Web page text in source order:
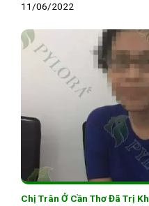
11/06/2022
Chị Trân Ở Cần Thơ Đã Trị